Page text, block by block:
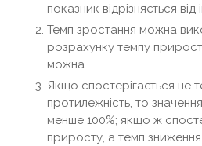
показник відрізняється від
Темп зростання можна
розрахунку темпу
можна.
Якщо спостерігається не
протилежність, то
менше 100%; якщо ж
приросту, а темп